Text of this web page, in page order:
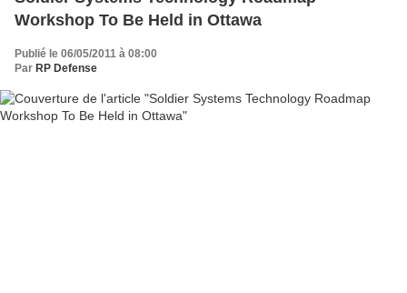
Workshop To Be Held in Ottawa
Publié le 06/05/2011 à 08:00
Par RP Defense